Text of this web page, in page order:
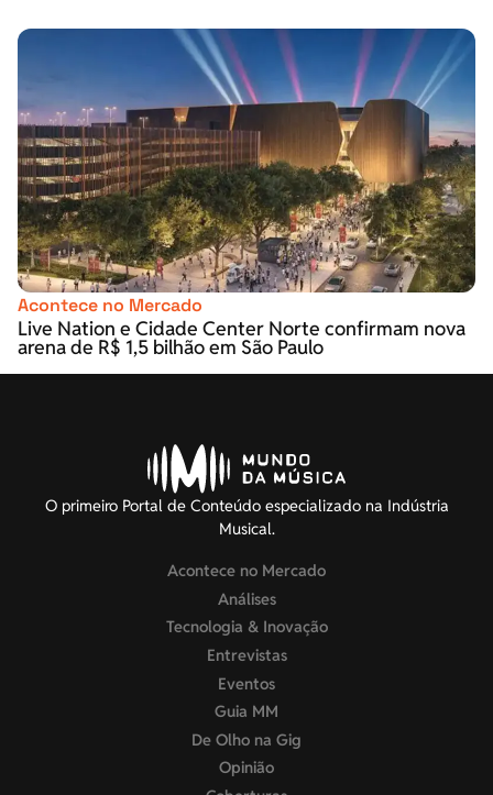
Acontece no Mercado
Live Nation e Cidade Center Norte confirmam nova
arena de R$ 1,5 bilhão em São Paulo
O primeiro Portal de Conteúdo especializado na Indústria
Musical.
Acontece no Mercado
Análises
Tecnologia & Inovação
Entrevistas
Eventos
Guia MM
De Olho na Gig
Opinião